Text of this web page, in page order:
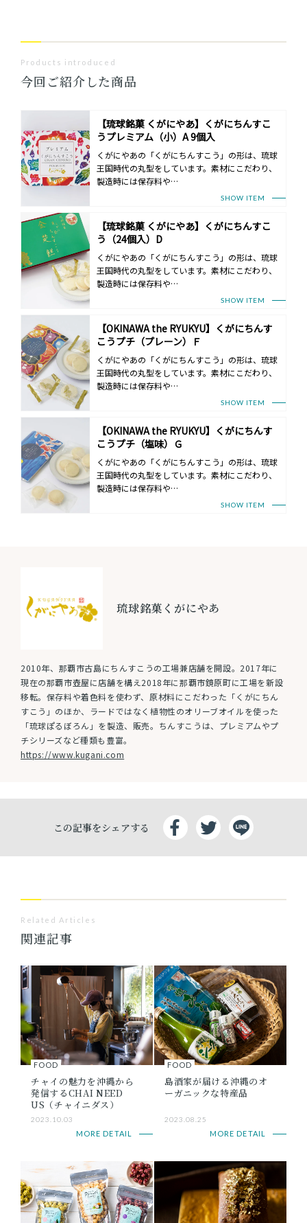
今回ご紹介した商品
Products introduced
【琉球銘菓 くがにやあ】くがにちんすこ
うプレミアム（小）A 9個入
くがにやあの「くがにちんすこう」の形は、琉球
王国時代の丸型をしています。素材にこだわり、
製造時には保存料や…
SHOW ITEM
【琉球銘菓 くがにやあ】くがにちんすこ
う（24個入）D
くがにやあの「くがにちんすこう」の形は、琉球
王国時代の丸型をしています。素材にこだわり、
製造時には保存料や…
SHOW ITEM
【OKINAWA the RYUKYU】くがにちんす
こうプチ（プレーン）Ｆ
くがにやあの「くがにちんすこう」の形は、琉球
王国時代の丸型をしています。素材にこだわり、
製造時には保存料や…
SHOW ITEM
【OKINAWA the RYUKYU】くがにちんす
こうプチ（塩味）Ｇ
くがにやあの「くがにちんすこう」の形は、琉球
王国時代の丸型をしています。素材にこだわり、
製造時には保存料や…
SHOW ITEM
琉球銘菓くがにやあ
2010年、那覇市古島にちんすこうの工場兼店舗を開設。2017年に
現在の那覇市壺屋に店舗を構え2018年に那覇市鏡原町に工場を新設
移転。保存料や着色料を使わず、原材料にこだわった「くがにちん
すこう」のほか、ラードではなく植物性のオリーブオイルを使った
「琉球ぽるぼろん」を製造、販売。ちんすこうは、プレミアムやプ
チシリーズなど種類も豊富。
https://www.kugani.com
この記事をシェアする
関連記事
Related Articles
FOOD
チャイの魅力を沖縄から
発信するCHAI NEED
US（チャイニダス）
2023.10.03
MORE DETAIL
FOOD
島酒家が届ける沖縄のオ
ーガニックな特産品
2023.08.25
MORE DETAIL